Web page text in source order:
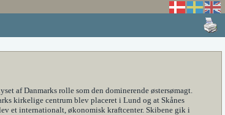
af Danmarks rolle som den dominerende østersømagt.
kirkelige centrum blev placeret i Lund og at Skånes
et internationalt, økonomisk kraftcenter. Skibene gik i